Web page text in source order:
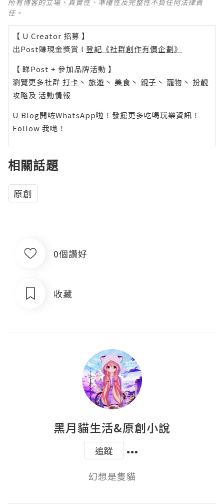
所有博客的立場、真實性、準確性及完整性不負任何法律責
任。
【 U Creator 招募 】
出Post賺現金獎賞 l 登記《社群創作有價企劃》
【 睇Post + 參加品牌活動 】
瀏覽更多社群 打卡 丶 旅遊 丶 美食 丶 親子 丶 寵物 丶 扮靚
攻略及 活動情報
U Blog開咗WhatsApp啦！發掘更多吃喝玩樂資訊！
Follow 我哋 ！
相關話題
原創
0個讚好
收藏
黑月貓生活&原創小說
追蹤
幻想是隻貓